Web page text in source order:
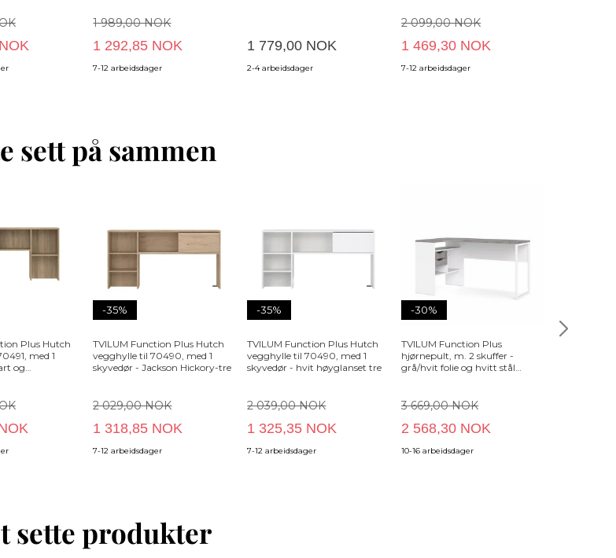
1 989,00 NOK
1 292,85 NOK
7-12 arbeidsdager
1 779,00 NOK
2-4 arbeidsdager
2 099,00 NOK
1 469,30 NOK
7-12 arbeidsdager
sett på sammen
Plus Hutch
med 1
og
-35%
TVILUM Function Plus Hutch
vegghylle til 70490, med 1
skyvedør - Jackson Hickory-tre
2 029,00 NOK
1 318,85 NOK
7-12 arbeidsdager
-35%
TVILUM Function Plus Hutch
vegghylle til 70490, med 1
skyvedør - hvit høyglanset tre
2 039,00 NOK
1 325,35 NOK
7-12 arbeidsdager
-30%
TVILUM Function Plus
hjørnepult, m. 2 skuffer -
grå/hvit folie og hvitt stål
3 669,00 NOK
2 568,30 NOK
10-16 arbeidsdager
sette produkter